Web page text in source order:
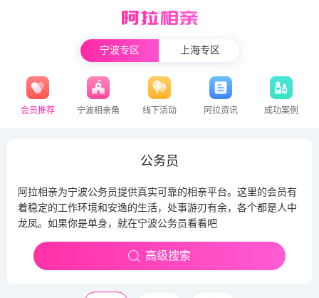
宁波专区 上海专区
会员推荐 宁波相亲角 线下活动 阿拉资讯 成功案例
公务员
阿拉相亲为宁波公务员提供真实可靠的相亲平台。这里的会员有
着稳定的工作环境和安逸的生活，处事游刃有余，各个都是人中
龙凤。如果你是单身，就在宁波公务员看看吧
高级搜索